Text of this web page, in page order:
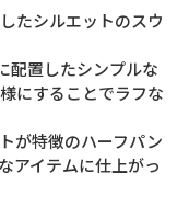
たシルエットのスウ
配置したシンプルな
にすることでラフな
が特徴のハーフパン
アイテムに仕上がっ